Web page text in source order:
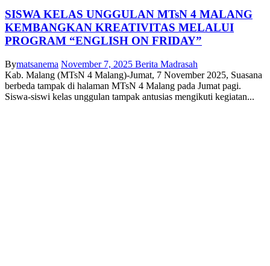
SISWA KELAS UNGGULAN MTsN 4 MALANG
KEMBANGKAN KREATIVITAS MELALUI
PROGRAM “ENGLISH ON FRIDAY”
Bymatsanema November 7, 2025 Berita Madrasah
Kab. Malang (MTsN 4 Malang)-Jumat, 7 November 2025, Suasana
berbeda tampak di halaman MTsN 4 Malang pada Jumat pagi.
Siswa-siswi kelas unggulan tampak antusias mengikuti kegiatan...